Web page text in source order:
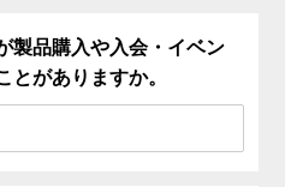
製品購入や入会・イベン
とがありますか。